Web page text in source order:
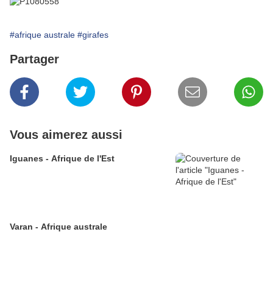
#afrique australe #girafes
Partager
Vous aimerez aussi
Iguanes - Afrique de l'Est
Varan - Afrique australe